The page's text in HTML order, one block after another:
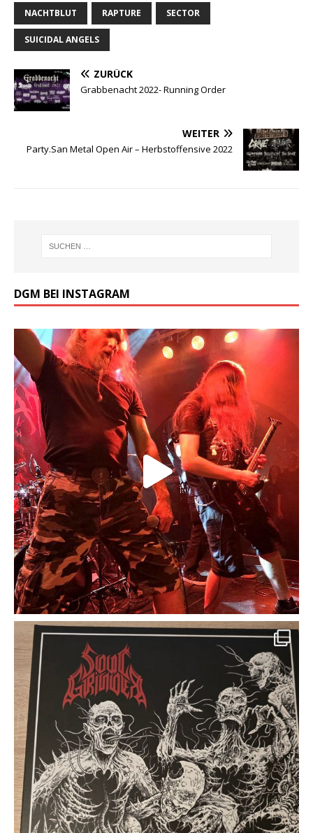
e
b
o
o
k
te
r
r
e
n
NACHTBLUT RAPTURE SECTOR
SUICIDAL ANGELS
ZURÜCK
Grabbenacht 2022- Running Order
WEITER
Party.San Metal Open Air – Herbstoffensive 2022
DGM BEI INSTAGRAM